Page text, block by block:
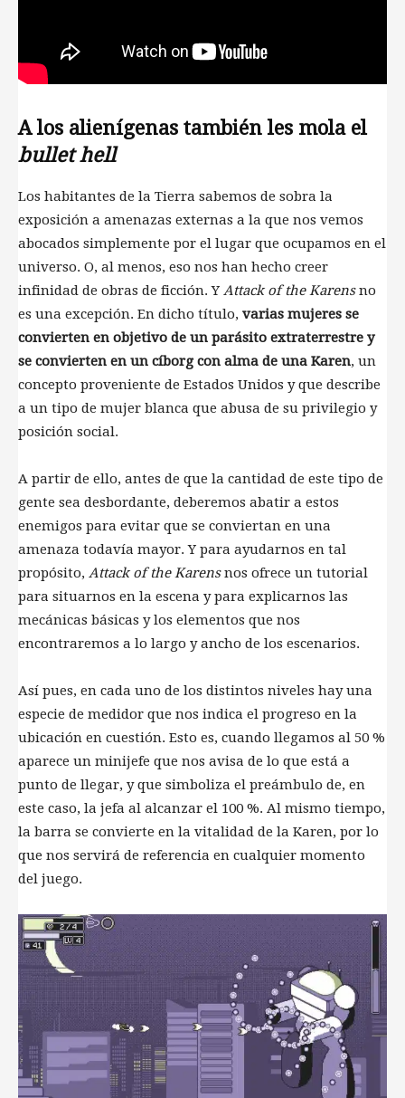
A los alienígenas también les mola el
bullet hell
Los habitantes de la Tierra sabemos de sobra la
exposición a amenazas externas a la que nos vemos
abocados simplemente por el lugar que ocupamos en el
universo. O, al menos, eso nos han hecho creer
infinidad de obras de ficción. Y Attack of the Karensno
es una excepción. En dicho título, varias mujeres se
convierten en objetivo de un parásito extraterrestre y
se convierten en un cíborg con alma de una Karen, un
concepto proveniente de Estados Unidos y que describe
a un tipo de mujer blanca que abusa de su privilegio y
posición social.
A partir de ello, antes de que la cantidad de este tipo de
gente sea desbordante, deberemos abatir a estos
enemigos para evitar que se conviertan en una
amenaza todavía mayor. Y para ayudarnos en tal
propósito, Attack of the Karensnos ofrece un tutorial
para situarnos en la escena y para explicarnos las
mecánicas básicas y los elementos que nos
encontraremos a lo largo y ancho de los escenarios.
Así pues, en cada uno de los distintos niveles hay una
especie de medidor que nos indica el progreso en la
ubicación en cuestión. Esto es, cuando llegamos al 50 %
aparece un minijefe que nos avisa de lo que está a
punto de llegar, y que simboliza el preámbulo de, en
este caso, la jefa al alcanzar el 100 %. Al mismo tiempo,
la barra se convierte en la vitalidad de la Karen, por lo
que nos servirá de referencia en cualquier momento
del juego.